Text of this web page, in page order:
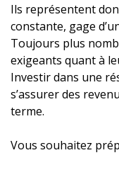
Ils représentent
constante, gage
Toujours plus
exigeants quant à
Investir dans une
s’assurer des
terme.
Vous souhaitez